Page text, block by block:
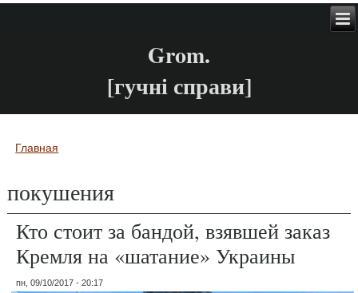
Grom.
[гучні справи]
Вы здесь
Главная
покушения
Кто стоит за бандой, взявшей заказ
Кремля на «шатание» Украины
пн, 09/10/2017 - 20:17